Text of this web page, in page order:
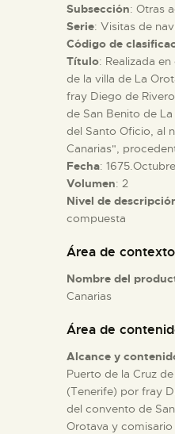
█
EL MUSEO
DIDÁCTICA
Subsección: Otras
Serie: Visitas de
Código de
Título: Realizada
de la villa de La
fray Diego de
de San Benito de
del Santo Oficio, al
Canarias",
Fecha:
Volumen: 2
Nivel de
compuesta
Área de contexto
Nombre del
Canarias
Área de
Alcance y
Puerto de la Cruz
(Tenerife) por fray
del convento de
Orotava y